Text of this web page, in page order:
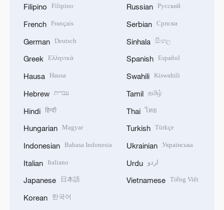
Filipino Filipino
French Français
German Deutsch
Greek Ελληνικά
Hausa Hausa
Hebrew עברית
Hindi हिन्दी
Hungarian Magyar
Indonesian Bahasa Indonesia
Italian Italiano
Japanese 日本語
Korean 한국어
Russian Русский
Serbian Српски
Sinhala සිංහල
Spanish Español
Swahili Kiswahili
Tamil தமிழ்
Thai ไทย
Turkish Türkçe
Ukrainian Українська
Urdu اردو
Vietnamese Tiếng Việt